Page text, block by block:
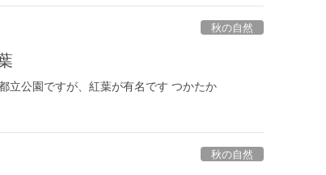
秋の自然
立公園ですが、紅葉が有名です つかたか
秋の自然